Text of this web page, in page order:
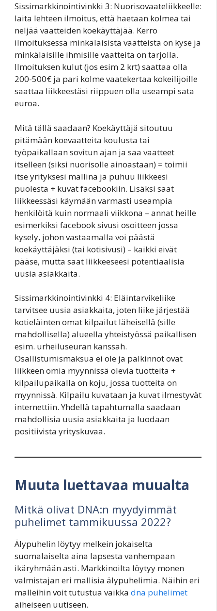
Sissimarkkinointivinkki 3: Nuorisovaateliikkeelle:
laita lehteen ilmoitus, että haetaan kolmea tai
neljää vaatteiden koekäyttäjää. Kerro
ilmoituksessa minkälaisista vaatteista on kyse ja
minkälaisille ihmisille vaatteita on tarjolla.
Ilmoituksen kulut (jos esim 2 krt) saattaa olla
200-500€ ja pari kolme vaatekertaa kokeilijoille
saattaa liikkeestäsi riippuen olla useampi sata
euroa.
Mitä tällä saadaan? Koekäyttäjä sitoutuu
pitämään koevaatteita koulusta tai
työpaikallaan sovitun ajan ja saa vaatteet
itselleen (siksi nuorisolle ainoastaan) = toimii
itse yrityksesi mallina ja puhuu liikkeesi
puolesta + kuvat facebookiin. Lisäksi saat
liikkeessäsi käymään varmasti useampia
henkilöitä kuin normaali viikkona – annat heille
esimerkiksi facebook sivusi osoitteen jossa
kysely, johon vastaamalla voi päästä
koekäyttäjäksi (tai kotisivusi) – kaikki eivät
pääse, mutta saat liikkeeseesi potentiaalisia
uusia asiakkaita.
Sissimarkkinointivinkki 4: Eläintarvikeliike
tarvitsee uusia asiakkaita, joten liike järjestää
kotieläinten omat kilpailut läheisellä (sille
mahdollisella) alueella yhteistyössä paikallisen
esim. urheiluseuran kanssah.
Osallistumismaksua ei ole ja palkinnot ovat
liikkeen omia myynnissä olevia tuotteita +
kilpailupaikalla on koju, jossa tuotteita on
myynnissä. Kilpailu kuvataan ja kuvat ilmestyvät
internettiin. Yhdellä tapahtumalla saadaan
mahdollisia uusia asiakkaita ja luodaan
positiivista yrityskuvaa.
Muuta luettavaa muualta
Mitkä olivat DNA:n myydyimmät
puhelimet tammikuussa 2022?
Älypuhelin löytyy melkein jokaiselta
suomalaiselta aina lapsesta vanhempaan
ikäryhmään asti. Markkinoilta löytyy monen
valmistajan eri mallisia älypuhelimia. Näihin eri
malleihin voit tutustua vaikka dna puhelimet
aiheiseen uutiseen.